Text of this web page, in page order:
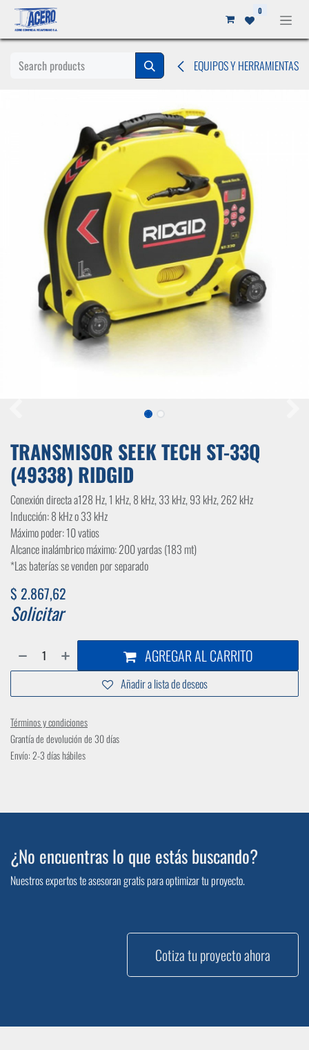
Ir al contenido 0
EQUIPOS Y HERRAMIENTAS
TRANSMISOR SEEK TECH ST-33Q
(49338) RIDGID
Conexión directa a128 Hz, 1 kHz, 8 kHz, 33 kHz, 93 kHz, 262 kHz
Inducción: 8 kHz o 33 kHz
Máximo poder: 10 vatios
Alcance inalámbrico máximo: 200 yardas (183 mt)
*Las baterías se venden por separado
$ 2.867,62
Solicitar
AGREGAR AL CARRITO
Añadir a lista de deseos
Términos y condiciones
Grantía de devolución de 30 días
Envío: 2-3 días hábiles
¿No encuentras lo que estás buscando?
Nuestros expertos te asesoran gratis para optimizar tu proyecto.
Cotiza tu proyecto ahora